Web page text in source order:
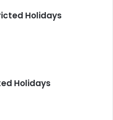
Holidays
Holidays